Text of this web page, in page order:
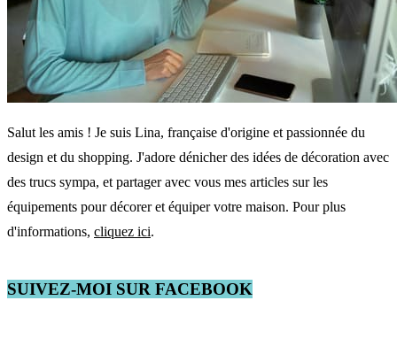
Salut les amis ! Je suis Lina, française d'origine et passionnée du
design et du shopping. J'adore dénicher des idées de décoration avec
des trucs sympa, et partager avec vous mes articles sur les
équipements pour décorer et équiper votre maison. Pour plus
d'informations, cliquez ici.
SUIVEZ-MOI SUR FACEBOOK